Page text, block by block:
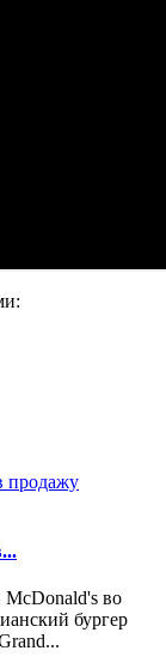
McDonald's во
бургер